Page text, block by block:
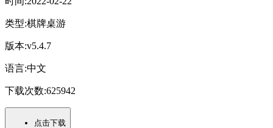
类型:棋牌桌游
版本:v5.4.7
语言:中文
下载次数:625942
点击下载